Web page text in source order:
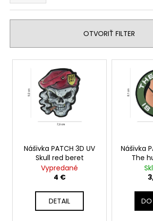
n
p
r
OTVORIŤ FILTER
V
Nášivka PATCH 3D UV
Skull red beret
Vypredané
4 €
DETAIL
Nášivka
The
DO
á
j
ť
?